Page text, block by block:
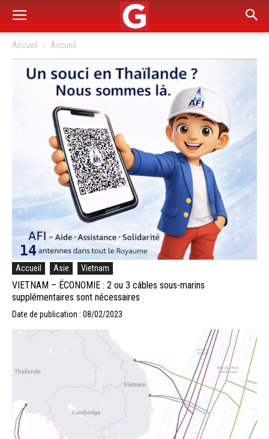
Accueil Accueil
Accueil Asie Vietnam
VIETNAM – ÉCONOMIE : 2 ou 3 câbles sous-marins
supplémentaires sont nécessaires
Date de publication : 08/02/2023